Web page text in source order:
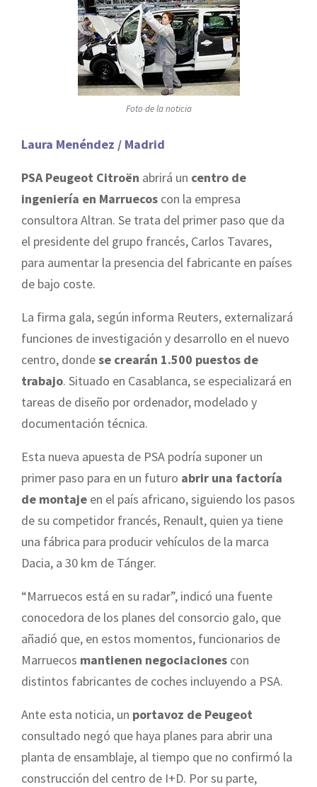
Foto de la noticia
Laura Menéndez / Madrid
PSA Peugeot Citroën abrirá un centro de
ingeniería en Marruecos con la empresa
consultora Altran. Se trata del primer paso que da
el presidente del grupo francés, Carlos Tavares,
para aumentar la presencia del fabricante en países
de bajo coste.
La firma gala, según informa Reuters, externalizará
funciones de investigación y desarrollo en el nuevo
centro, dondese crearán 1.500 puestos de
trabajo. Situado en Casablanca, se especializará en
tareas de diseño por ordenador, modelado y
documentación técnica.
Esta nueva apuesta de PSA podría suponer un
primer paso para en un futuro abrir una factoría
de montaje en el país africano, siguiendo los pasos
de su competidor francés, Renault, quien ya tiene
una fábrica para producir vehículos de la marca
Dacia, a 30 km de Tánger.
“Marruecos está en su radar”, indicó una fuente
conocedora de los planes del consorcio galo, que
añadió que, en estos momentos, funcionarios de
Marruecos mantienen negociaciones con
distintos fabricantes de coches incluyendo a PSA.
Ante esta noticia, un portavoz de Peugeot
consultado negó que haya planes para abrir una
planta de ensamblaje, al tiempo que no confirmó la
construcción del centro de I+D. Por su parte,